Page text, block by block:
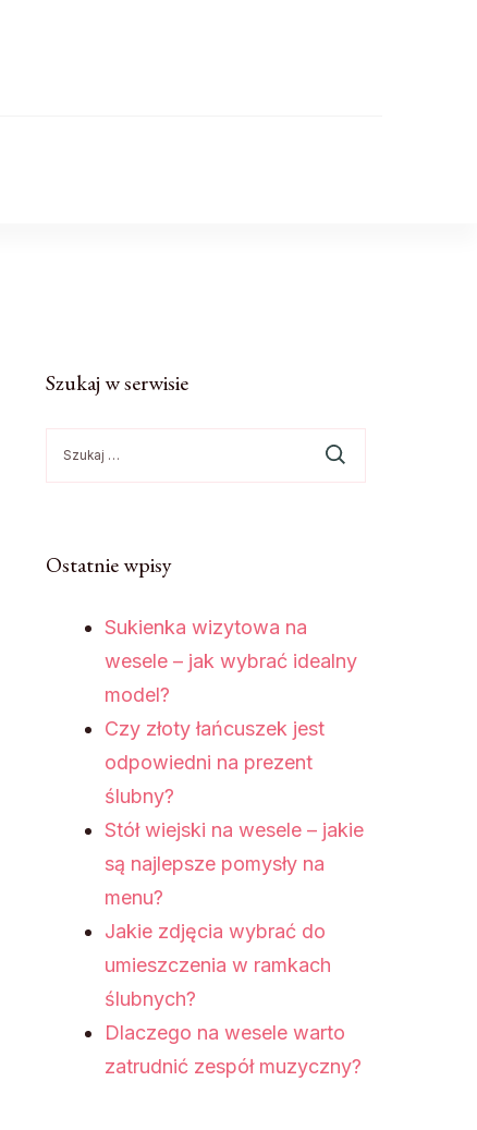
Szukaj w serwisie
Ostatnie wpisy
Sukienka wizytowa na
wesele – jak wybrać idealny
model?
Czy złoty łańcuszek jest
odpowiedni na prezent
ślubny?
Stół wiejski na wesele – jakie
są najlepsze pomysły na
menu?
Jakie zdjęcia wybrać do
umieszczenia w ramkach
ślubnych?
Dlaczego na wesele warto
zatrudnić zespół muzyczny?